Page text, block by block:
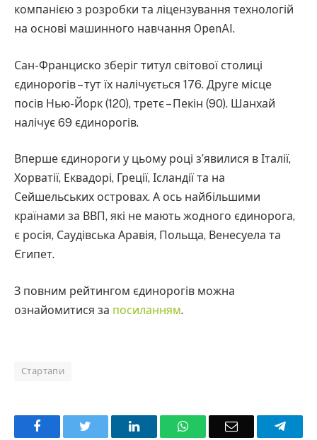
компанією з розробки та ліцензування технологій
на основі машинного навчання OpenAI.
Сан-Франциско зберіг титул світової столиці
єдинорогів – тут їх налічується 176. Друге місце
посів Нью-Йорк (120), третє – Пекін (90). Шанхай
налічує 69 єдинорогів.
Вперше єдинороги у цьому році з’явилися в Італії,
Хорватії, Еквадорі, Греції, Ісландії та на
Сейшельських островах. А ось найбільшими
країнами за ВВП, які не мають жодного єдинорога,
є росія, Саудівська Аравія, Польща, Венесуела та
Єгипет.
З повним рейтингом єдинорогів можна
ознайомитися за посиланням.
Стартапи
Facebook LinkedInWhatsAppEmail